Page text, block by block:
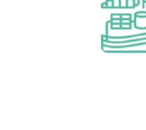
Financiación
(BOO/T,